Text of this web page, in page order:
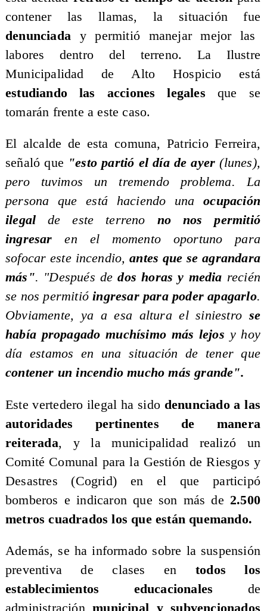
contener las llamas, la situación fue
denunciada y permitió manejar mejor las
labores dentro del terreno. La Ilustre
Municipalidad de Alto Hospicio está
estudiando las acciones legales que se
tomarán frente a este caso.
El alcalde de esta comuna, Patricio Ferreira,
señaló que "esto partió el día de ayer(lunes),
pero tuvimos un tremendo problema. La
persona que está haciendo unaocupación
ilegalde este terreno no nos permitió
ingresar en el momento oportuno para
sofocar este incendio, antes que se agrandara
más". "Después de dos horas y media recién
se nos permitióingresar para poder apagarlo.
Obviamente, ya a esa altura el siniestro se
había propagado muchísimo más lejos y hoy
día estamos en una situación de tener que
contener un incendio mucho más grande".
Este vertedero ilegal ha sidodenunciado a las
autoridades pertinentes de manera
reiterada, y la municipalidad realizó un
Comité Comunal para la Gestión de Riesgos y
Desastres (Cogrid) en el que participó
bomberos e indicaron que son más de 2.500
metros cuadrados los que están quemando.
Además, se ha informado sobre la suspensión
preventiva de clases en todos los
establecimientos educacionales de
administraciónmunicipal y subvencionados